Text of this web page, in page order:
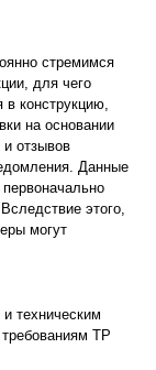
стремимся
для чего
в конструкцию,
на основании
и отзывов
Данные
этого,
могут
техническим
требованиям ТР